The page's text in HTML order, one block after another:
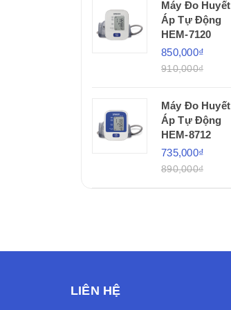
Máy Đo Huyết
Áp Tự Động
HEM-7120
850,000₫
910,000₫
Máy Đo Huyết
Áp Tự Động
HEM-8712
735,000₫
890,000₫
LIÊN HỆ